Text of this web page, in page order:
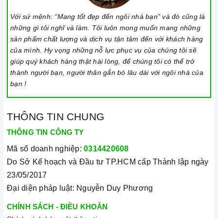
Bật bếp bằng cách chạm vào nút bật/ tắt trên bảng điều
khiển, và thao tác trượt để tăng giảm công suất/ nhiệt độ/
thời gian.
Đặt công suất/ nhiệt độ/ hẹn giờ và chế độ nấu Booster theo
hướng dẫn sử dụng.
trình nấu. Tất cả các nút sẽ bị khóa và chương trình nấu vẫn
sẽ tiếp tục chạy khi sử dụng tính năng này. Để kích hoạt
hoặc tắt tính năng này, nhấn giữ biểu tượng khóa trong vài
giây cho đến khi có tín hiệu thông báo.
Lưu ý vệ sinh và bảo quản bếp
Luôn dùng khăn mềm và khô để vệ sinh mặt bếp, chú ý lau
thật nhẹ để tránh làm trầy xước mặt bếp.
Với sứ mệnh: “Mang tốt đẹp đến ngôi nhà bạn” và đó cũng là
những gì tôi nghĩ và làm. Tôi luôn mong muốn mang những
sản phẩm chất lượng và dịch vụ tận tâm đến với khách hàng
của mình. Hy vọng những nỗ lực phục vụ của chúng tôi sẽ
giúp quý khách hàng thật hài lòng, để chúng tôi có thể trở
thành người bạn, người thân gắn bó lâu dài với ngôi nhà của
bạn !
THÔNG TIN CHUNG
THÔNG TIN CÔNG TY
Mã số doanh nghiệp: 0314420608
Do Sở Kế hoạch và Đầu tư TP.HCM cấp Thành lập ngày
23/05/2017
Đại diện pháp luật: Nguyễn Duy Phương
CHÍNH SÁCH - ĐIỀU KHOẢN